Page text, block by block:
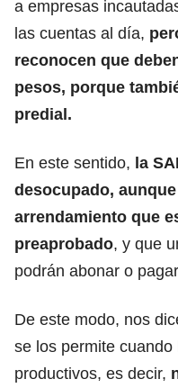
a empresas
las cuentas al día,
reconocen que
pesos, porque
predial.
En este sentido, la
desocupado,
arrendamiento que
preaprobado, y que
podrán abonar o
De este modo, nos
se los permite
productivos, es decir,